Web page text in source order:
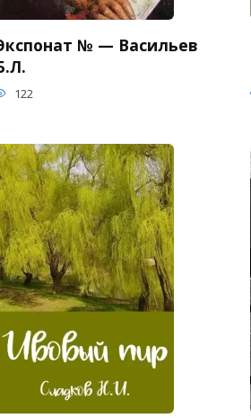
№ — Васильев
122